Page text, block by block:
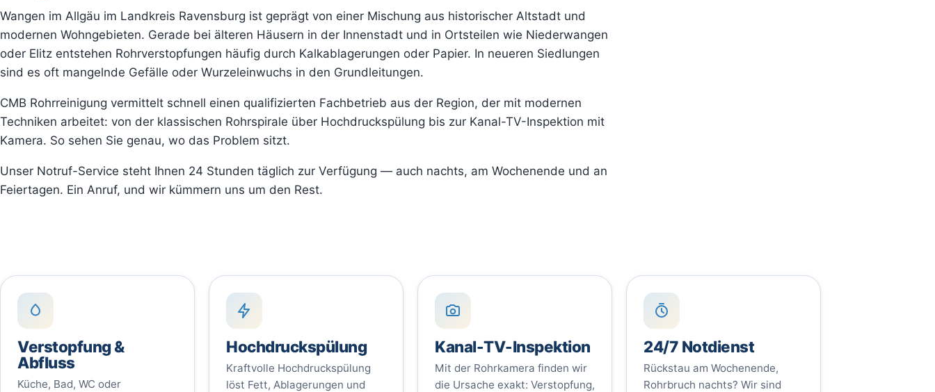
Wangen im Allgäu im Landkreis Ravensburg ist geprägt von einer Mischung aus historischer Altstadt und
modernen Wohngebieten. Gerade bei älteren Häusern in der Innenstadt und in Ortsteilen wie Niederwangen
oder Elitz entstehen Rohrverstopfungen häufig durch Kalkablagerungen oder Papier. In neueren Siedlungen
sind es oft mangelnde Gefälle oder Wurzeleinwuchs in den Grundleitungen.
CMB Rohrreinigung vermittelt schnell einen qualifizierten Fachbetrieb aus der Region, der mit modernen
Techniken arbeitet: von der klassischen Rohrspirale über Hochdruckspülung bis zur Kanal-TV-Inspektion mit
Kamera. So sehen Sie genau, wo das Problem sitzt.
Unser Notruf-Service steht Ihnen 24 Stunden täglich zur Verfügung — auch nachts, am Wochenende und an
Feiertagen. Ein Anruf, und wir kümmern uns um den Rest.
Verstopfung &
Abfluss
Küche, Bad, WC oder
Hochdruckspülung
Kraftvolle Hochdruckspülung
löst Fett, Ablagerungen und
Kanal-TV-Inspektion
Mit der Rohrkamera finden wir
die Ursache exakt: Verstopfung,
24/7 Notdienst
Rückstau am Wochenende,
Rohrbruch nachts? Wir sind